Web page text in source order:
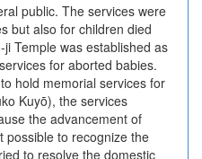
public. The services were
but also for children died
Temple was established as
for aborted babies.
hold memorial services for
Kuyō), the services
the advancement of
possible to recognize the
to resolve the domestic